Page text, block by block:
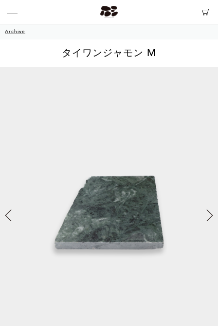
Archive
タイワンジャモン M